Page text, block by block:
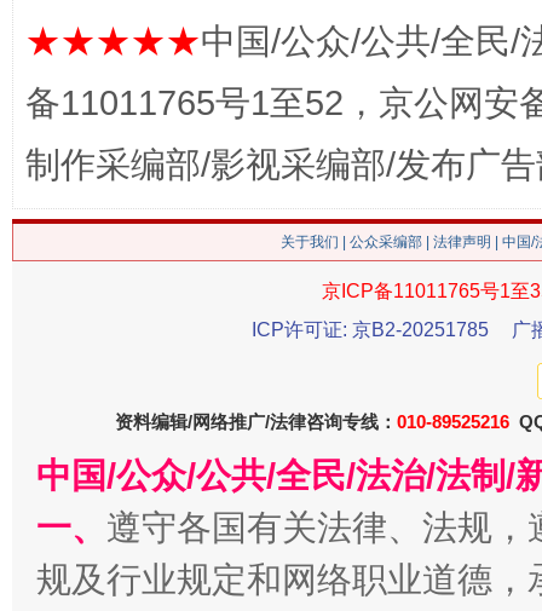
在谋一域中谋全局
习近平的博鳌关键词
★★★★★中国/公众/公共/全民/
备11011765号1至52，京公网安
制作采编部/影视采编部/发布广
关于我们 公众采编部 法律声明 | 中国
京ICP备11011765号1至
ICP许可证: 京B2-20251785
广
资料编辑/网络推广/法律咨询专线： 010-89525216
中国/公众/公共/全民/法治/法制/
一、 遵守各国有关法律、法规
规及行业规定和网络职业道德